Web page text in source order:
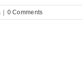
0 Comments